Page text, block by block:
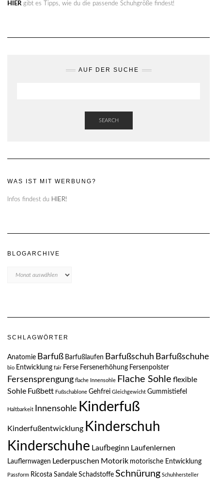
HIERgibt es Tipps, wie du die passende Schuhgröße findest!
AUF DER SUCHE
SEARCH
WAS IST MIT WERBUNG?
Infos findest du HIER!
BLOGARCHIVE
SCHLAGWÖRTER
Anatomie Barfuß Barfußlaufen Barfußschuh Barfußschuhe
bio Entwicklung fair Ferse Fersenerhöhung Fersenpolster
Fersensprengung flache Innensohle Flache Sohle flexible
Sohle Fußbett Fußschablone Gehfrei Gleichgewicht Gummistiefel
Haltbarkeit Innensohle Kinderfuß
Kinderfußentwicklung Kinderschuh
Kinderschuhe Laufbeginn Laufenlernen
Lauflernwagen Lederpuschen Motorik motorische Entwicklung
Passform Ricosta Sandale Schadstoffe Schnürung Schuhhersteller